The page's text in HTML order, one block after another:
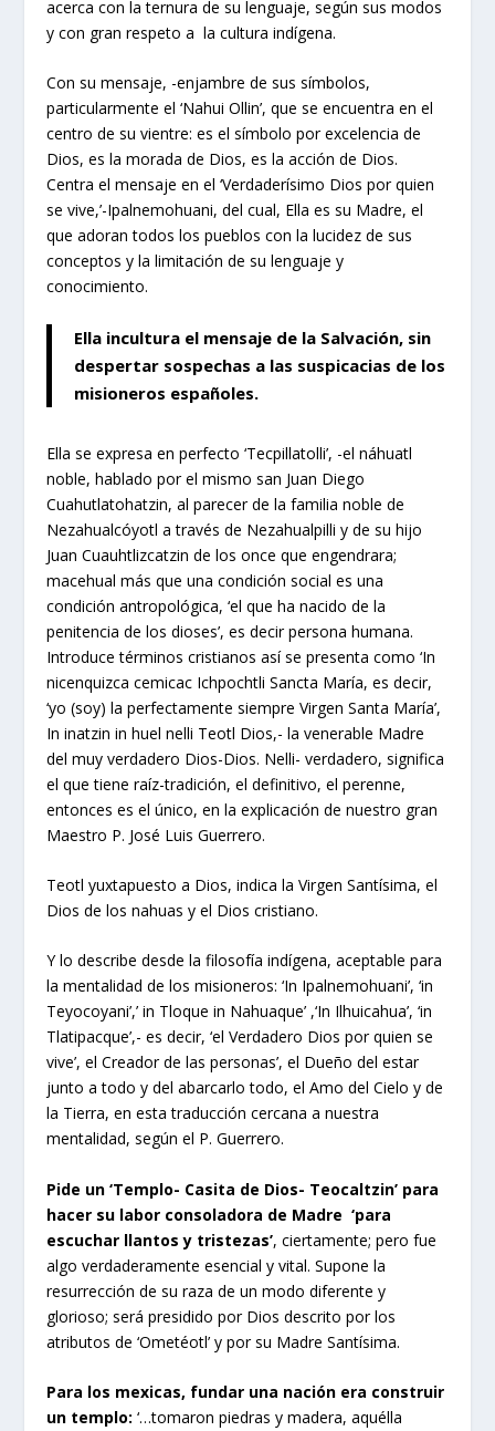
acerca con la ternura de su lenguaje, según sus modos
y con gran respeto a la cultura indígena.
Con su mensaje, -enjambre de sus símbolos,
particularmente el ‘Nahui Ollin’, que se encuentra en el
centro de su vientre: es el símbolo por excelencia de
Dios, es la morada de Dios, es la acción de Dios.
Centra el mensaje en el ‘Verdaderísimo Dios por quien
se vive,’-Ipalnemohuani, del cual, Ella es su Madre, el
que adoran todos los pueblos con la lucidez de sus
conceptos y la limitación de su lenguaje y
conocimiento.
Ella incultura el mensaje de la Salvación, sin
despertar sospechas a las suspicacias de los
misioneros españoles.
Ella se expresa en perfecto ‘Tecpillatolli’, -el náhuatl
noble, hablado por el mismo san Juan Diego
Cuahutlatohatzin, al parecer de la familia noble de
Nezahualcóyotl a través de Nezahualpilli y de su hijo
Juan Cuauhtlizcatzin de los once que engendrara;
macehual más que una condición social es una
condición antropológica, ‘el que ha nacido de la
penitencia de los dioses’, es decir persona humana.
Introduce términos cristianos así se presenta como ‘In
nicenquizca cemicac Ichpochtli Sancta María, es decir,
‘yo (soy) la perfectamente siempre Virgen Santa María’,
In inatzin in huel nelli Teotl Dios,- la venerable Madre
del muy verdadero Dios-Dios. Nelli- verdadero, significa
el que tiene raíz-tradición, el definitivo, el perenne,
entonces es el único, en la explicación de nuestro gran
Maestro P. José Luis Guerrero.
Teotl yuxtapuesto a Dios, indica la Virgen Santísima, el
Dios de los nahuas y el Dios cristiano.
Y lo describe desde la filosofía indígena, aceptable para
la mentalidad de los misioneros: ‘In Ipalnemohuani’, ‘in
Teyocoyani’,’ in Tloque in Nahuaque’ ,‘In Ilhuicahua’, ‘in
Tlatipacque’,- es decir, ‘el Verdadero Dios por quien se
vive’, el Creador de las personas’, el Dueño del estar
junto a todo y del abarcarlo todo, el Amo del Cielo y de
la Tierra, en esta traducción cercana a nuestra
mentalidad, según el P. Guerrero.
Pide un ‘Templo- Casita de Dios- Teocaltzin’ para
hacer su labor consoladora de Madre ‘para
escuchar llantos y tristezas’, ciertamente; pero fue
algo verdaderamente esencial y vital. Supone la
resurrección de su raza de un modo diferente y
glorioso; será presidido por Dios descrito por los
atributos de ‘Ometéotl’ y por su Madre Santísima.
Para los mexicas, fundar una nación era construir
un templo: ‘…tomaron piedras y madera, aquélla